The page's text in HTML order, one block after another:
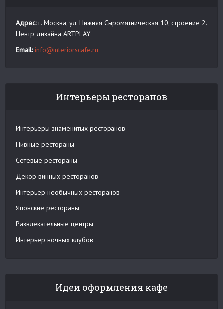
Адрес:г. Москва, ул. Нижняя Сыромятническая 10, строение 2.
Центр дизайна ARTPLAY
Email: info@interiorscafe.ru
Интерьеры ресторанов
Интерьеры знаменитых ресторанов
Пивные рестораны
Сетевые рестораны
Декор винных ресторанов
Интерьер необычных ресторанов
Японские рестораны
Развлекательные центры
Интерьер ночных клубов
Идеи оформления кафе